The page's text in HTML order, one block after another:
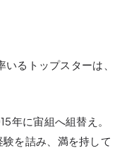
いるトップスターは、
年に宙組へ組替え。
を詰み、満を持して